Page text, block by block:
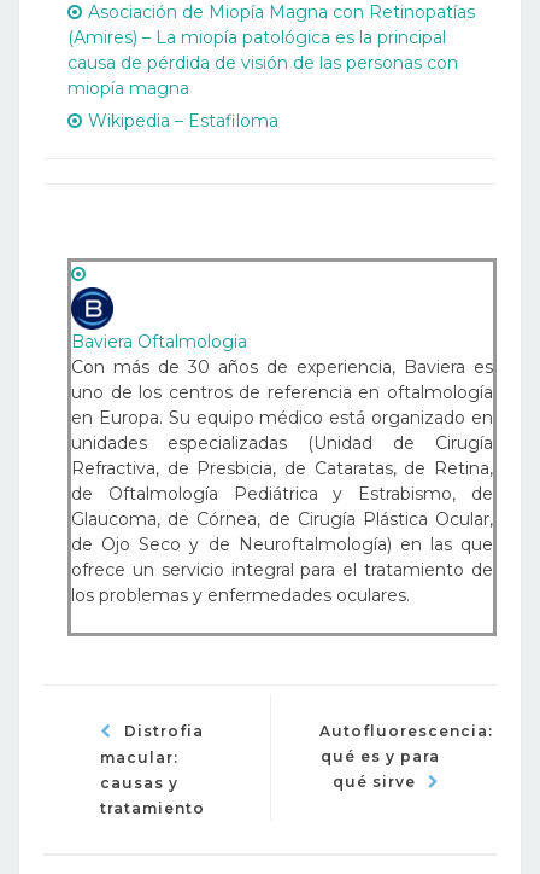
Asociación de Miopía Magna con Retinopatías
(Amires) – La miopía patológica es la principal
causa de pérdida de visión de las personas con
miopía magna
Wikipedia – Estafiloma
Baviera Oftalmologia
Con más de 30 años de experiencia, Baviera es
uno de los centros de referencia en oftalmología
en Europa. Su equipo médico está organizado en
unidades especializadas (Unidad de Cirugía
Refractiva, de Presbicia, de Cataratas, de Retina,
de Oftalmología Pediátrica y Estrabismo, de
Glaucoma, de Córnea, de Cirugía Plástica Ocular,
de Ojo Seco y de Neuroftalmología) en las que
ofrece un servicio integral para el tratamiento de
los problemas y enfermedades oculares.
Distrofia
macular:
causas y
tratamiento
Autofluorescencia:
qué es y para
qué sirve